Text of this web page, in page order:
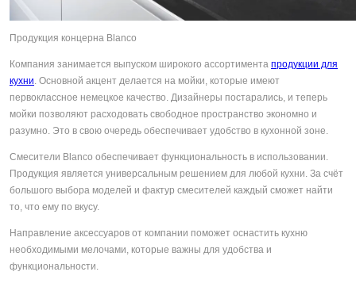
Продукция концерна Blanco
Компания занимается выпуском широкого ассортимента продукции для
кухни. Основной акцент делается на мойки, которые имеют
первоклассное немецкое качество. Дизайнеры постарались, и теперь
мойки позволяют расходовать свободное пространство экономно и
разумно. Это в свою очередь обеспечивает удобство в кухонной зоне.
Смесители Blanco обеспечивает функциональность в использовании.
Продукция является универсальным решением для любой кухни. За счёт
большого выбора моделей и фактур смесителей каждый сможет найти
то, что ему по вкусу.
Направление аксессуаров от компании поможет оснастить кухню
необходимыми мелочами, которые важны для удобства и
функциональности.